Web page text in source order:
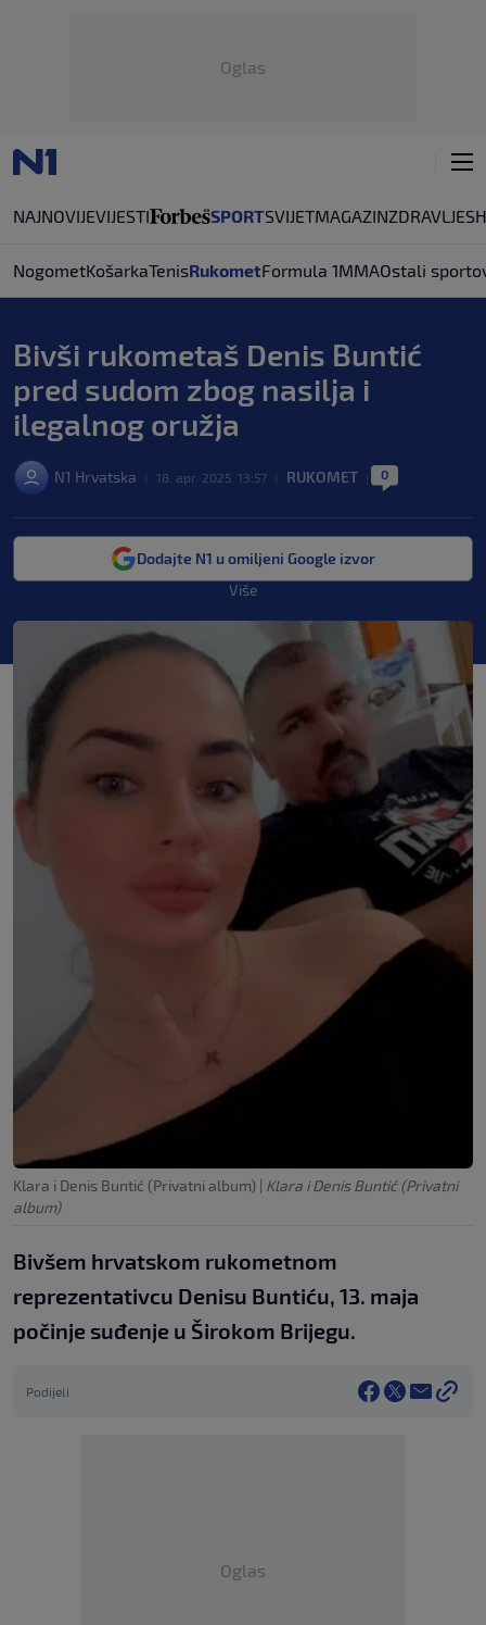
Oglas
NAJNOVIJEVIJESTI SPORTSVIJETMAGAZINZDRAVLJE
NogometKošarkaTenisRukometFormula 1MMAOstali
Bivši rukometaš Denis Buntić
pred sudom zbog nasilja i
ilegalnog oružja
N1 Hrvatska 18. apr. 2025. 13:57 RUKOMET 0
Dodajte N1 u omiljeni Google izvor
Više
Klara i Denis Buntić (Privatni album) | Klara i Denis Buntić (Privatni
album)
Bivšem hrvatskom rukometnom
reprezentativcu Denisu Buntiću, 13. maja
počinje suđenje u Širokom Brijegu.
Podijeli
Oglas